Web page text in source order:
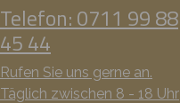
Telefon: 0711 99 88
45 44
Rufen Sie uns gerne an.
Täglich zwischen 8 - 18 Uhr